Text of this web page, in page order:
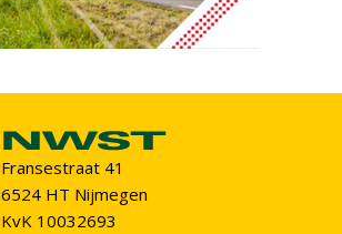
Fransestraat 41
6524 HT Nijmegen
KvK 10032693